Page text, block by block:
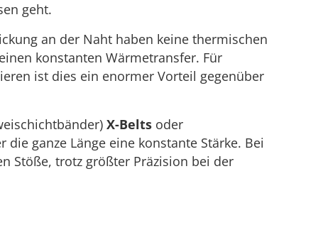
geht.
an der Naht haben keine thermischen
konstanten Wärmetransfer. Für
ist dies ein enormer Vorteil gegenüber
X-Belts oder
ganze Länge eine konstante Stärke. Bei
Stöße, trotz größter Präzision bei der